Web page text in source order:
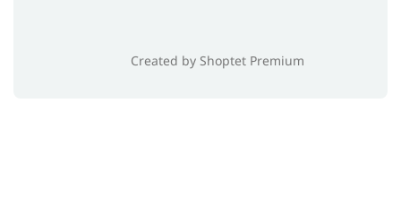
Created by Shoptet Premium